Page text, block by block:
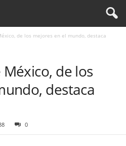
de los mejores en el mundo, destaca
de los
destaca
0